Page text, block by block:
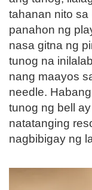
tahanan nito sa
panahon ng
nasa gitna ng
tunog na
nang maayos
needle.
tunog ng bell
natatanging
nagbibigay ng